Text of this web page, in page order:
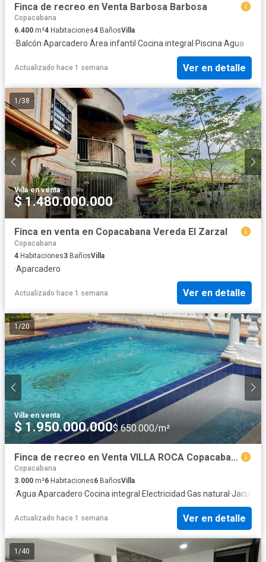
Finca de recreo en Venta Barbosa Barbosa
Copacabana
6.400 m²4 Habitaciones4 BañosVilla
·Balcón·Aparcadero·Área infantil ·Cocina integral ·Piscina·Agua
Actualizado hace 1 semana Ver en detalle
1 /38
Villa·en venta
$ 1.480.000.000
Finca en venta en Copacabana Vereda El Zarzal
Copacabana
4 Habitaciones3 BañosVilla
·Aparcadero
Actualizado hace 1 semana Ver en detalle
1/20
Villa·en venta
$ 1.950.000.000$ 650.000/m²
Finca de recreo en Venta VILLA ROCA Copacabana
Copacabana
3.000 m²6 Habitaciones6 BañosVilla
·Agua·Aparcadero·Cocina integral ·Electricidad·Gas natural ·Jacuzzi
Actualizado hace 1 semana Ver en detalle
1 /40